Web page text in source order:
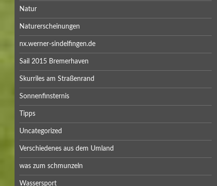
Natur
Naturerscheinungen
nx.werner-sindelfingen.de
Sail 2015 Bremerhaven
Skurriles am Straßenrand
Sonnenfinsternis
Tipps
Uncategorized
Verschiedenes aus dem Umland
was zum schmunzeln
Wassersport